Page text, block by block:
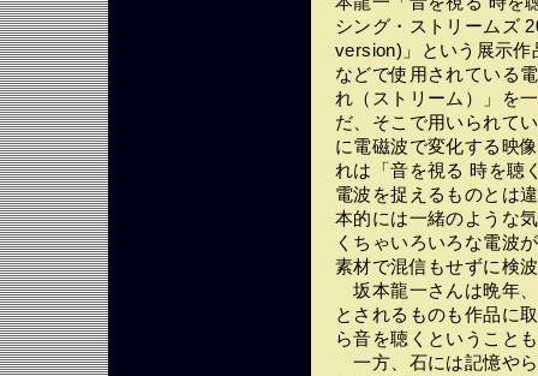
シング・ストリームズ
version)」という展示
などで使用されている
れ（ストリーム）」を
だ、そこで用いられて
に電磁波で変化する映
れは「音を視る 時を聴
電波を捉えるものとは
本的には一緒のような
くちゃいろいろな電波
素材で混信もせずに検
坂本龍一さんは晩年
とされるものも作品に
ら音を聴くということ
一方、石には記憶や